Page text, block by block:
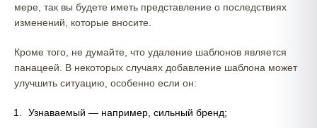
мере, так вы будете иметь представление о последствиях
изменений, которые вносите.
Кроме того, не думайте, что удаление шаблонов является
панацеей. В некоторых случаях добавление шаблона может
улучшить ситуацию, особенно если он:
Узнаваемый — например, сильный бренд;